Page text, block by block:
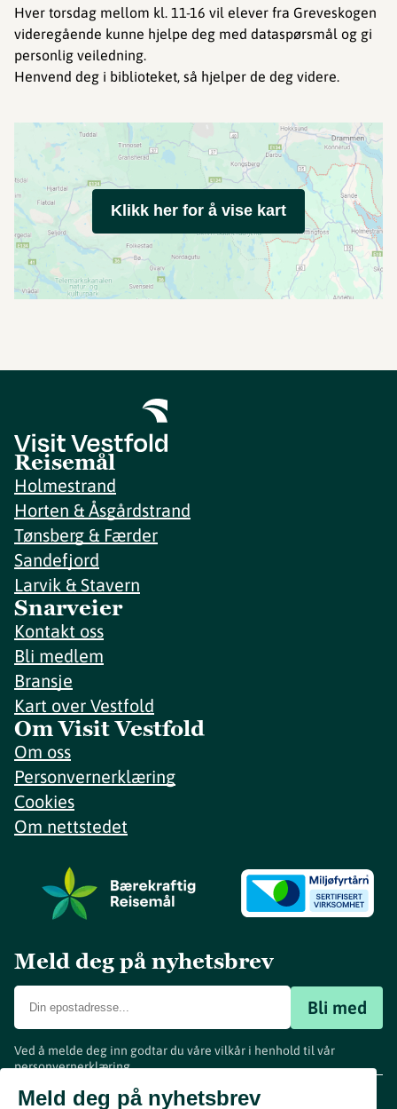
Hver torsdag mellom kl. 11-16 vil elever fra Greveskogen
videregående kunne hjelpe deg med dataspørsmål og gi
personlig veiledning.
Henvend deg i biblioteket, så hjelper de deg videre.
Klikk her for å vise kart
Reisemål
Holmestrand
Horten & Åsgårdstrand
Tønsberg & Færder
Sandefjord
Larvik & Stavern
Snarveier
Kontakt oss
Bli medlem
Bransje
Kart over Vestfold
Om Visit Vestfold
Om oss
Personvernerklæring
Cookies
Om nettstedet
Meld deg på nyhetsbrev
Bli med
Ved å melde deg inn godtar du våre vilkår i henhold til vår
personvernerklæring.
Meld deg på nyhetsbrev
www.visitvestfold.com